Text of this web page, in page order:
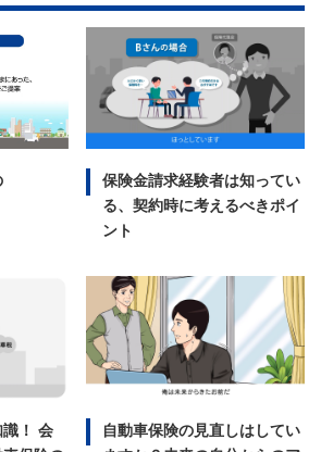
保険金請求経験者は知ってい
る、契約時に考えるべきポイ
ント
！ 会
自動車保険の見直しはしてい